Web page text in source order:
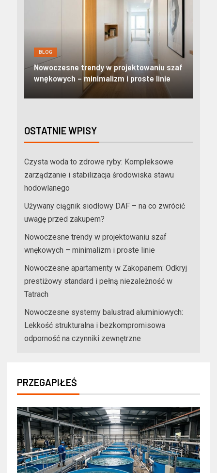
Nowoczesne apartamenty w Zakopanem:
Odkryj prestiżowy standard i pełną
niezależność w Tatrach
OSTATNIE WPISY
Czysta woda to zdrowe ryby: Kompleksowe
zarządzanie i stabilizacja środowiska stawu
hodowlanego
Używany ciągnik siodłowy DAF – na co zwrócić
uwagę przed zakupem?
Nowoczesne trendy w projektowaniu szaf
wnękowych – minimalizm i proste linie
Nowoczesne apartamenty w Zakopanem: Odkryj
prestiżowy standard i pełną niezależność w
Tatrach
Nowoczesne systemy balustrad aluminiowych:
Lekkość strukturalna i bezkompromisowa
odporność na czynniki zewnętrzne
PRZEGAPIŁEŚ